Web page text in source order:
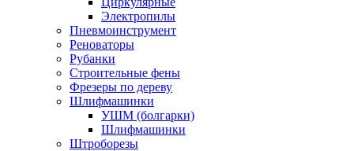
Электропилы
Пневмоинструмент
Реноваторы
Рубанки
Строительные фены
Фрезеры по дереву
Шлифмашинки
УШМ (болгарки)
Шлифмашинки
Штроборезы